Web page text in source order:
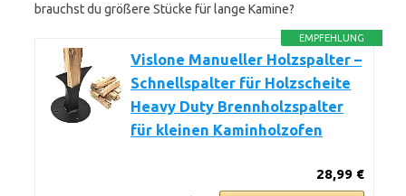
brauchst du größere Stücke für lange Kamine?
EMPFEHLUNG
Vislone Manueller Holzspalter –
Schnellspalter für Holzscheite
Heavy Duty Brennholzspalter
für kleinen Kaminholzofen
28,99 €